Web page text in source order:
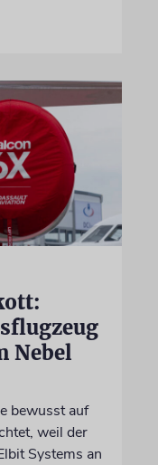
Nebel
bewusst auf
weil der
Systems an